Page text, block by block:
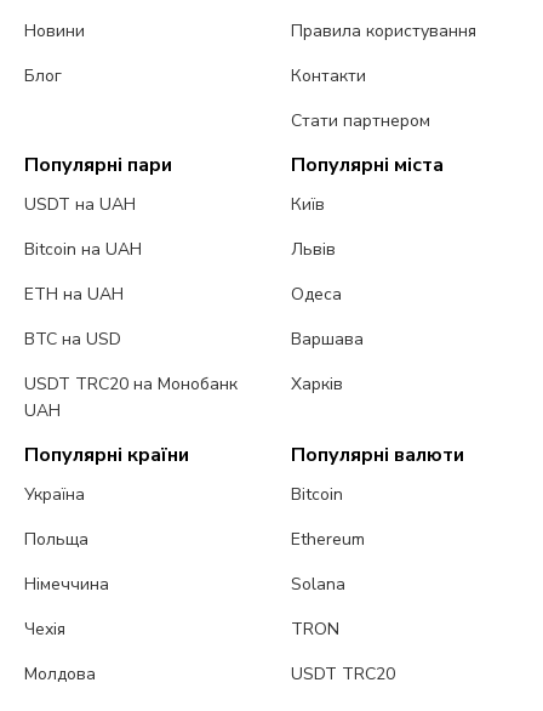
Новини
Блог
Правила користування
Контакти
Стати партнером
Популярні пари
USDT на UAH
Bitcoin на UAH
ETH на UAH
BTC на USD
USDT TRC20 на Монобанк
UAH
Популярні міста
Київ
Львів
Одеса
Варшава
Харків
Популярні країни
Україна
Польща
Німеччина
Чехія
Молдова
Популярні валюти
Bitcoin
Ethereum
Solana
TRON
USDT TRC20